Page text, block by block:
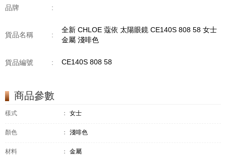
品牌 :
貨品名稱 :
全新 CHLOE 蔻依 太陽眼鏡 CE140S 808 58 女士
金屬 淺啡色
貨品編號 : CE140S 808 58
商品參數
樣式 ： 女士
顏色 ： 淺啡色
材料 ： 金屬